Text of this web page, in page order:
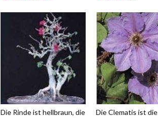
Die Rinde ist hellbraun, die
Die Clematis ist die